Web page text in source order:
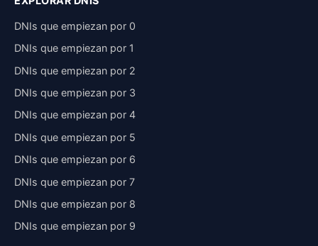
DNIs que empiezan por 0
DNIs que empiezan por 1
DNIs que empiezan por 2
DNIs que empiezan por 3
DNIs que empiezan por 4
DNIs que empiezan por 5
DNIs que empiezan por 6
DNIs que empiezan por 7
DNIs que empiezan por 8
DNIs que empiezan por 9